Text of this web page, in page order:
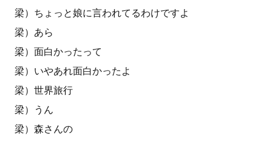
梁）ちょっと娘に言われてるわけですよ
梁）あら
梁）面白かったって
梁）いやあれ面白かったよ
梁）世界旅行
梁）うん
梁）森さんの